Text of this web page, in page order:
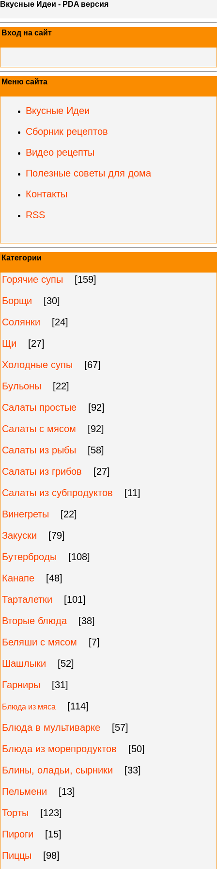
Вкусные Идеи - PDA версия
Вход на сайт
Меню сайта
Вкусные Идеи
Сборник рецептов
Видео рецепты
Полезные советы для дома
Контакты
RSS
Категории
Горячие супы
[159]
Борщи
[30]
Солянки
[24]
Щи
[27]
Холодные супы
[67]
Бульоны
[22]
Салаты простые
[92]
Салаты с мясом
[92]
Салаты из рыбы
[58]
Салаты из грибов
[27]
Салаты из субпродуктов
[11]
Винегреты
[22]
Закуски
[79]
Бутерброды
[108]
Канапе
[48]
Тарталетки
[101]
Вторые блюда
[38]
Беляши с мясом
[7]
Шашлыки
[52]
Гарниры
[31]
Блюда из мяса
[114]
Блюда в мультиварке
[57]
Блюда из морепродуктов
[50]
Блины, оладьи, сырники
[33]
Пельмени
[13]
Торты
[123]
Пироги
[15]
Пиццы
[98]